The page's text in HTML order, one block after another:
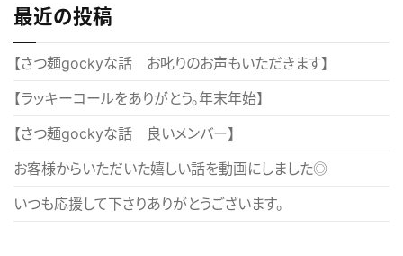
ゲ
ー
ョ
ン
最近の投稿
【さつ麺gockyな話 お叱りのお声もいただきます】
【ラッキーコールをありがとう。年末年始】
【さつ麺gockyな話 良いメンバー】
お客様からいただいた嬉しい話を動画にしました◎
いつも応援して下さりありがとうございます。